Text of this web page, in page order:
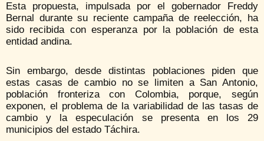
Esta propuesta, impulsada por el gobernador Freddy
Bernal durante su reciente campaña de reelección, ha
sido recibida con esperanza por la población de esta
entidad andina.
Sin embargo, desde distintas poblaciones piden que
estas casas de cambio no se limiten a San Antonio,
población fronteriza con Colombia, porque, según
exponen, el problema de la variabilidad de las tasas de
cambio y la especulación se presenta en los 29
municipios del estado Táchira.